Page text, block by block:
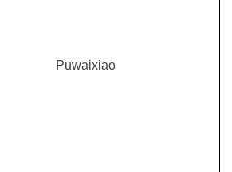
Puwaixiao